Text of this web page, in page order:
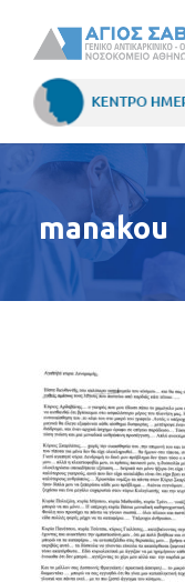
manakou